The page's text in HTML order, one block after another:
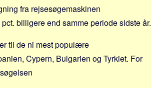
fra rejsesøgemaskinen
billigere end samme periode sidste år.
til de ni mest populære
Cypern, Bulgarien og Tyrkiet. For